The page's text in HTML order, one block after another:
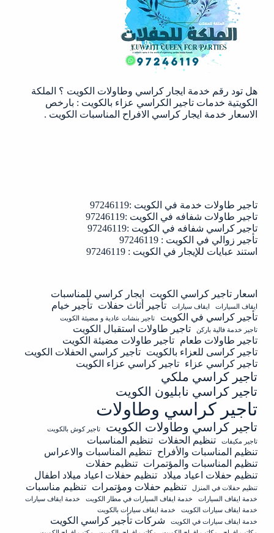
هل تود رقم خدمة ايجار كراسي وطاولات الكويت ؟ الملكة
الكويتية خدمات تاجير الكراسي عزاء بالكويت : بارخص
الاسعار خدمة ايجار كراسي الافراح المناسبات الكويت .
تاجير طاولات خدمة في الكويت :97246119
تاجير طاولات شفافه في الكويت :97246119
تاجير كراسي شفافه في الكويت :97246119
تأجير زوالي في الكويت : 97246119
استند عبايات للإيجار في الكويت : 97246119
اسعار تاجير كراسي الكويت ايجار كراسي للمناسبات
ايقاف السيارات ايقاف سيارات تأجير أثاث حفلات تأجير خيام
تأجير كراسي في الكويت
تاجير بنشات عادية و مضيئة الكويت
تاجير خدمة فالية باركن
تاجير طاولات استقبال الكويت
تاجير طاولات طعام تاجير طاولات مضيئة الكويت
تاجير كراسى للعزاء بالكويت تاجير كراسي الحفلات الكويت
تاجير كراسي عزاء تاجير كراسي عزاء الكويت
تاجير كراسي ملكي
تاجير كراسي نابليون الكويت
تاجير كراسي وطاولات
تاجير كراسي وطاولات الكويت
تاجير كوش بالكويت
تاجير مكيفات
تنظيم الحفلات تنظيم المناسبات
تنظيم المناسبات والأفراح تنظيم المناسبات والاعراس
تنظيم المناسبات والمؤتمرات تنظيم حفلات
تنظيم حفلات اعياد ميلاد تنظيم حفلات اعياد ميلاد اطفال
تنظيم حفلات في المنزل تنظيم حفلات ومؤتمرات تنظيم مناسبات
خدمة ايقاف السيارات خدمة ايقاف السيارات في مطار الكويت
خدمة ايقاف سيارات
خدمة ايقاف سيارات الكويت
خدمة ايقاف سيارات بالكويت
خدمة ايقاف سيارات في الكويت
شركات تأجير كراسي الكويت